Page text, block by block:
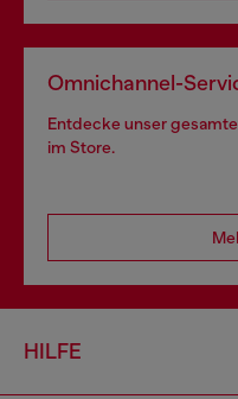
Omnichannel-
Entdecke unser
im Store.
HILFE